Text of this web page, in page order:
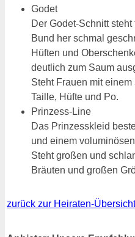
Godet
Der Godet-Schnitt
Bund her schmal
Hüften und
deutlich zum Saum
Steht Frauen mit
Taille, Hüfte und Po.
Prinzess-Line
Das Prinzesskleid
und einem
Steht großen und
Bräuten und großen
zurück zur Heiraten-Übersicht